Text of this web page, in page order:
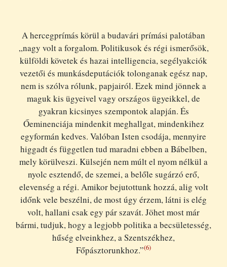
A hercegprímás körül a budavári prímási palotában
„nagy volt a forgalom. Politikusok és régi ismerősök,
külföldi követek és hazai intelligencia, segélyakciók
vezetői és munkásdeputációk tolonganak egész nap,
nem is szólva rólunk, papjairól. Ezek mind jönnek a
maguk kis ügyeivel vagy országos ügyeikkel, de
gyakran kicsinyes szempontok alapján. És
Őeminenciája mindenkit meghallgat, mindenkihez
egyformán kedves. Valóban Isten csodája, mennyire
higgadt és független tud maradni ebben a Bábelben,
mely körülveszi. Külsején nem múlt el nyom nélkül a
nyolc esztendő, de szemei, a belőle sugárzó erő,
elevenség a régi. Amikor bejutottunk hozzá, alig volt
időnk vele beszélni, de most úgy érzem, látni is elég
volt, hallani csak egy pár szavát. Jöhet most már
bármi, tudjuk, hogy a legjobb politika a becsületesség,
hűség elveinkhez, a Szentszékhez,
Főpásztorunkhoz.”(6)